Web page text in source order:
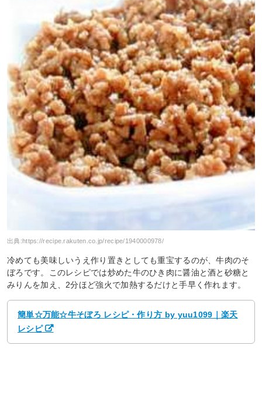
出典:https://recipe.rakuten.co.jp/recipe/1940000978/
冷めても美味しいうえ作り置きとしても重宝するのが、牛肉のそ
ぼろです。このレシピでは炒めた牛のひき肉に醤油と酒と砂糖と
みりんを加え、2分ほど強火で加熱するだけと手早く作れます。
簡単☆万能☆牛そぼろ レシピ・作り方 by yuu1099｜楽天
レシピ